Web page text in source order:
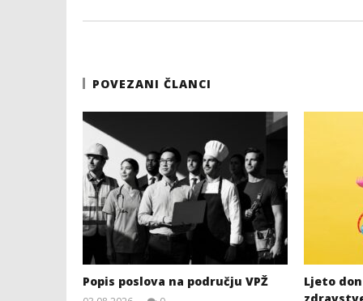
POVEZANI ČLANCI
Popis poslova na području VPŽ
Ljeto